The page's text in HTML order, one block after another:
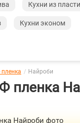
Кухни из
Кухни эконом
Найроби
пленка